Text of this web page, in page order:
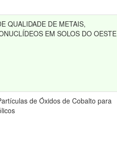
QUALIDADE DE METAIS,
EM SOLOS DO OESTE
de Óxidos de Cobalto para